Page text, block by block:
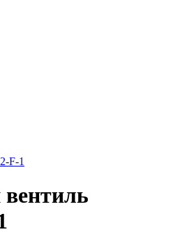
F-1